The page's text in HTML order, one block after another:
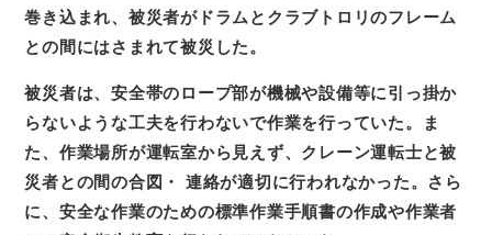
巻き込まれ、被災者がドラムとクラブトロリのフレーム
との間にはさまれて被災した。
被災者は、安全帯のロープ部が機械や設備等に引っ掛か
らないような工夫を行わないで作業を行っていた。ま
た、作業場所が運転室から見えず、クレーン運転士と被
災者との間の合図・ 連絡が適切に行われなかった。さら
に、安全な作業のための標準作業手順書の作成や作業者